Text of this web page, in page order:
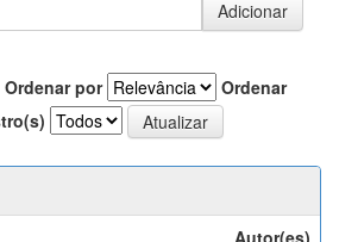
Ordenar por
Ordenar
Autor(es)